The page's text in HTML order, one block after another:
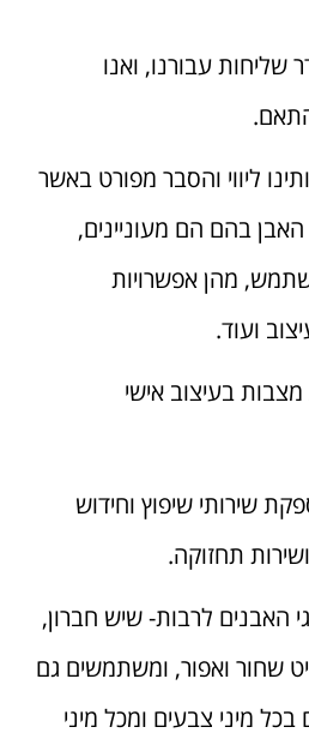
שליחות עבורנו, ואנו
ליווי והסבר מפורט באשר
בהם הם מעוניינים,
מהן אפשרויות
ועוד.
בעיצוב אישי
שירותי שיפוץ וחידוש
תחזוקה.
האבנים לרבות- שיש חברון,
שחור ואפור, ומשתמשים גם
מיני צבעים ומכל מיני